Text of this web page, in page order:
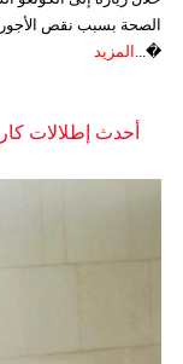
الصحة بسبب نقص
�... المزيد
أحدث إطلالات